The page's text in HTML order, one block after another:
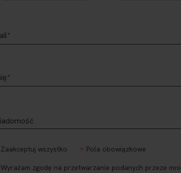
Zaakceptuj wszystko * Pola obowiązkowe
Wyrażam zgodę na przetwarzanie podanych przeze